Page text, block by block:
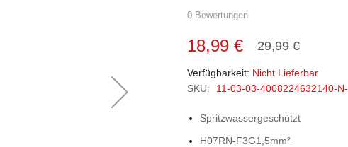
0 Bewertungen
18,99 € 29,99 €
Verfügbarkeit: Nicht Lieferbar
SKU:
11-03-03-4008224632140-N-
Spritzwassergeschützt
H07RN-F3G1,5mm²